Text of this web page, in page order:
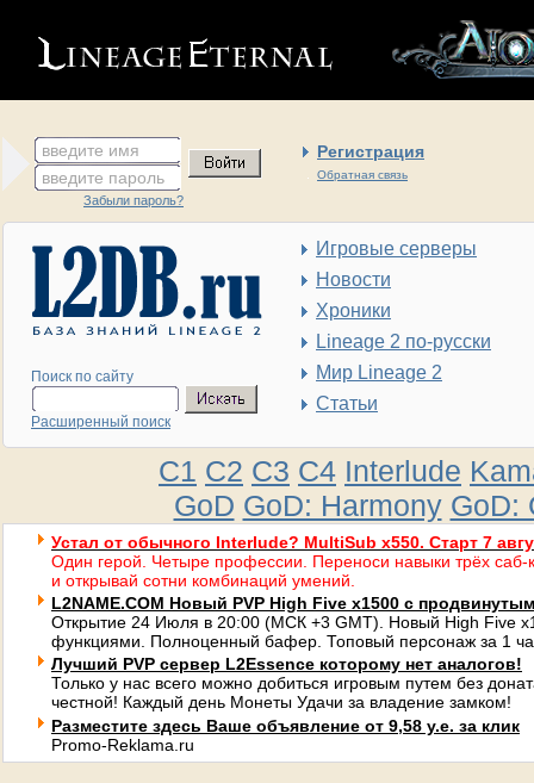
введите имя Регистрация
Обратная связь
введите пароль
Забыли пароль?
Поиск по сайту
Расширенный поиск
Игровые серверы
Новости
Хроники
Lineage 2 по-русски
Мир Lineage 2
Статьи
C1 C2 C3 C4 Interlude
GoD GoD: Harmony GoD:
Устал от обычного Interlude? MultiSub x550. Старт 7
Один герой. Четыре профессии. Переноси навыки трёх саб-
и открывай сотни комбинаций умений.
L2NAME.COM Новый PVP High Five x1500 с
Открытие 24 Июля в 20:00 (МСК +3 GMT). Новый High Five
функциями. Полноценный бафер. Топовый персонаж за 1
Лучший PVP сервер L2Essence которому нет аналогов!
Только у нас всего можно добиться игровым путем без
честной! Каждый день Монеты Удачи за владение замком!
Разместите здесь Ваше объявление от 9,58 у.е. за клик
Promo-Reklama.ru